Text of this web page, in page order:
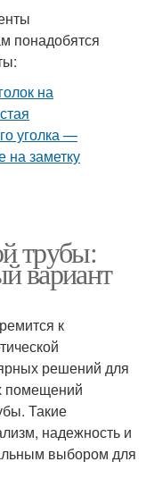
понадобятся
трубы:
вариант
к
решений для
помещений
Такие
надежность и
выбором для